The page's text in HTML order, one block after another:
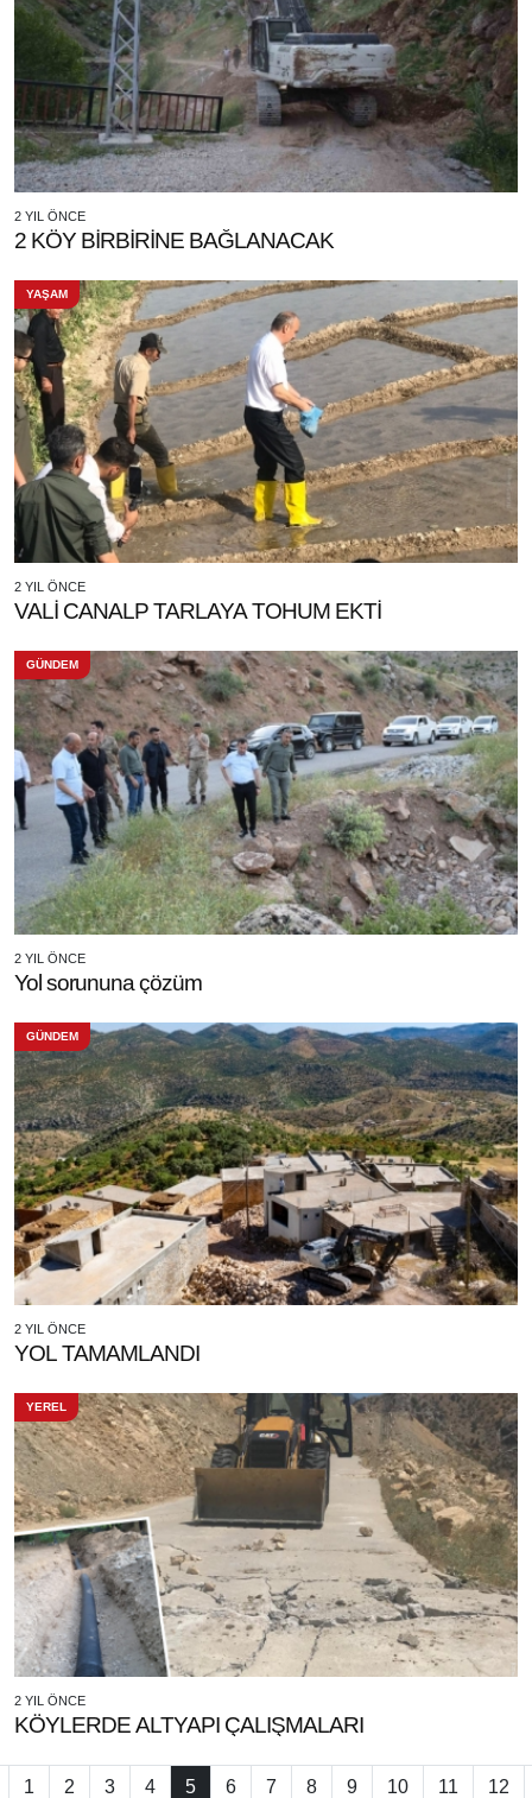
2 YIL ÖNCE
2 KÖY BİRBİRİNE BAĞLANACAK
YAŞAM
2 YIL ÖNCE
VALİ CANALP TARLAYA TOHUM EKTİ
GÜNDEM
2 YIL ÖNCE
Yol sorununa çözüm
GÜNDEM
2 YIL ÖNCE
YOL TAMAMLANDI
YEREL
2 YIL ÖNCE
KÖYLERDE ALTYAPI ÇALIŞMALARI
1 2 3 4 5 6 7 8 9 10 11 12